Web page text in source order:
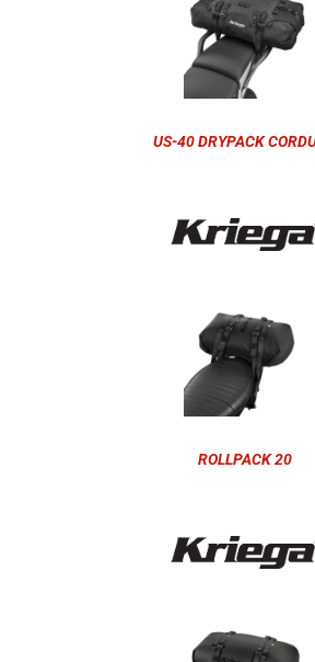
US-40 DRYPACK
ROLLPACK 20